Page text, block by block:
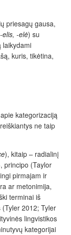
priesagų gausa,
-elis, -elė) su
laikydami
kuris, tikėtina,
kategorizaciją
ne taip
), kitaip – radialinį
principo (Taylor
pirmajam ir
ar metonimija,
terminai iš
2012; Tyler
lingvistikos
kategorijai